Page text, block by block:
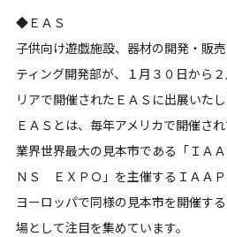
◆ＥＡＳ
子供向け遊戯施設、器材の開発・販
ティング開発部が、１月３０日から
リアで開催されたＥＡＳに出展いたし
ＥＡＳとは、毎年アメリカで開催さ
業界世界最大の見本市である「ＩＡ
ＮＳ ＥＸＰＯ」を主催するＩＡＡＰ
ヨーロッパで同様の見本市を開催す
場として注目を集めています。